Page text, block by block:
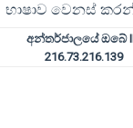
භාෂාව වෙනස්
අන්තර්ජාලයේ ඔබේ
216.73.216.139